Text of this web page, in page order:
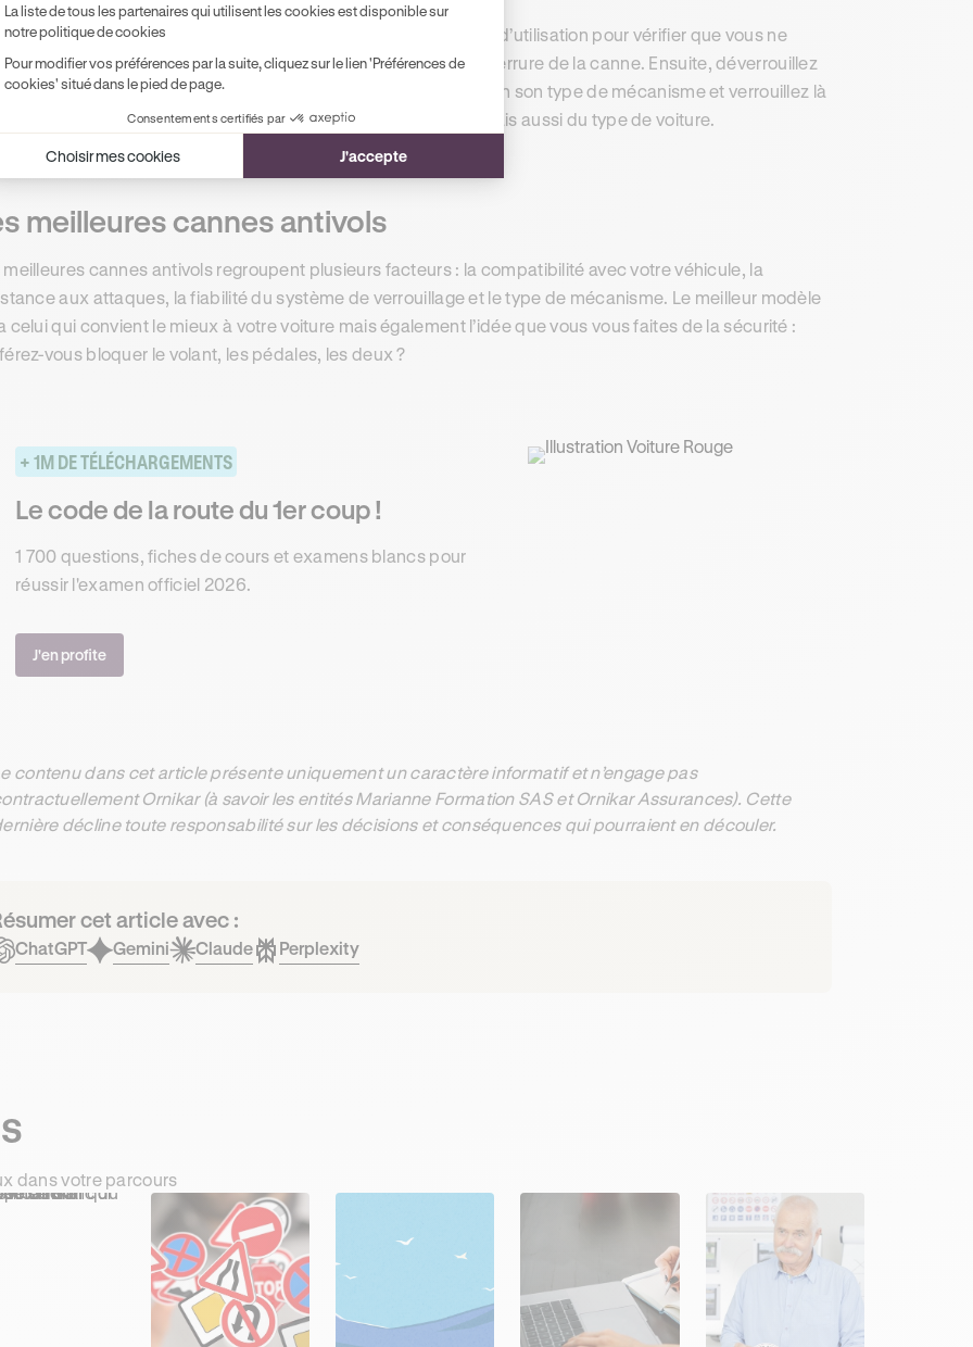
l’achat de votre canne antivol, commencez par lire la
d’utilisation pour vérifier que vous ne
aucune étape. Il y sera indiqué le fonctionnement de la serrure de la canne. Ensuite, déverrouillez
fixez là au volant, aux pédales ou au levier de vitesse selon son type de mécanisme et verrouillez là
Cette installation varie en fonction du type de canne mais aussi du type de voiture.
meilleures cannes antivols
meilleures cannes antivols regroupent plusieurs facteurs : la compatibilité avec votre véhicule, la
aux attaques, la fiabilité du système de verrouillage et le type de mécanisme. Le meilleur modèle
celui qui convient le mieux à votre voiture mais également l’idée que vous vous faites de la sécurité :
vous bloquer le volant, les pédales, les deux ?
+ 1M DE TÉLÉCHARGEMENTS
Le code de la route du 1er coup !
1 700 questions, fiches de cours et examens blancs pour
réussir l'examen officiel 2026.
J'en profite
contenu dans cet article présente uniquement un caractère informatif et n’engage pas
Ornikar (à savoir les entités Marianne Formation SAS et Ornikar Assurances). Cette
décline toute responsabilité sur les décisions et conséquences qui pourraient en découler.
cet article avec :
ChatGPT Gemini Claude Perplexity
dans votre parcours
La liste de tous les partenaires qui utilisent les cookies est disponible sur
notre politique de cookies
Pour modifier vos préférences par la suite, cliquez sur le lien 'Préférences de
cookies' situé dans le pied de page.
Consentements certifiés par
Choisir mes cookies J'accepte